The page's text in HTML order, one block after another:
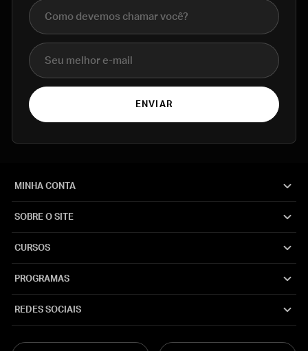
Nome completo
E-mail
ENVIAR
MINHA CONTA
SOBRE O SITE
CURSOS
PROGRAMAS
REDES SOCIAIS